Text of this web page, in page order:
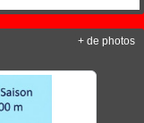
+ de photos